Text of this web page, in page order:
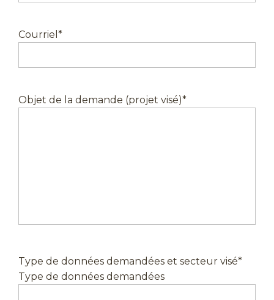
Courriel *
Objet de la demande (projet visé)*
Type de données demandées et secteur visé*